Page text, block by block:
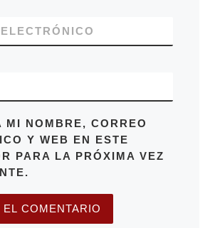
MI NOMBRE, CORREO
Y WEB EN ESTE
PARA LA PRÓXIMA VEZ